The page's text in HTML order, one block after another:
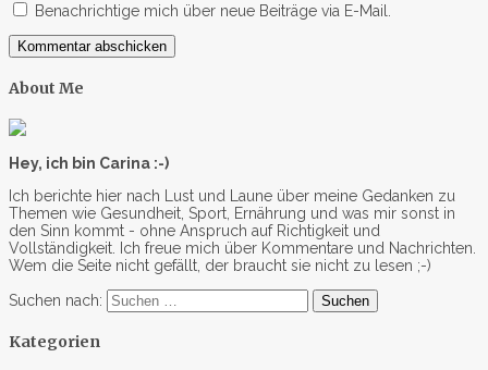
Benachrichtige mich über neue Beiträge via E-Mail.
About Me
Hey, ich bin Carina :-)
Ich berichte hier nach Lust und Laune über meine Gedanken zu
Themen wie Gesundheit, Sport, Ernährung und was mir sonst in
den Sinn kommt - ohne Anspruch auf Richtigkeit und
Vollständigkeit. Ich freue mich über Kommentare und Nachrichten.
Wem die Seite nicht gefällt, der braucht sie nicht zu lesen ;-)
Suchen nach:
Kategorien